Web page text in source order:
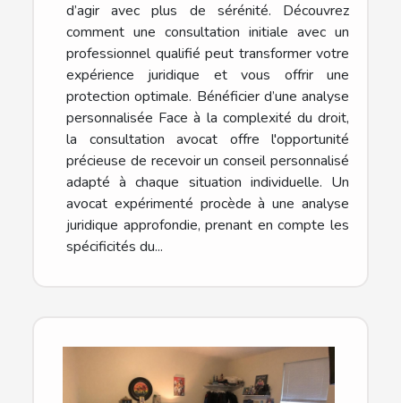
d’agir avec plus de sérénité. Découvrez
comment une consultation initiale avec un
professionnel qualifié peut transformer votre
expérience juridique et vous offrir une
protection optimale. Bénéficier d’une analyse
personnalisée Face à la complexité du droit,
la consultation avocat offre l'opportunité
précieuse de recevoir un conseil personnalisé
adapté à chaque situation individuelle. Un
avocat expérimenté procède à une analyse
juridique approfondie, prenant en compte les
spécificités du...